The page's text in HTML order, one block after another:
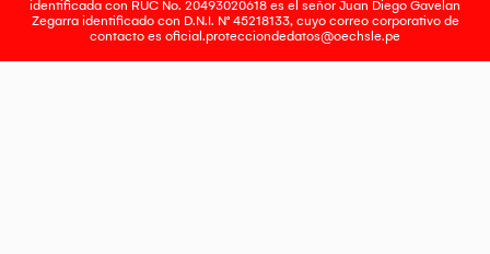
identificada con RUC No. 20493020618 es el señor Juan Diego Gavelan
Zegarra identificado con D.N.I. N° 45218133, cuyo correo corporativo de
contacto es oficial.protecciondedatos@oechsle.pe